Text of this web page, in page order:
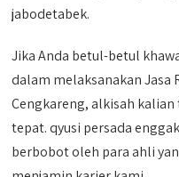
jabodetabek.
Jika Anda betul-betul
dalam melaksanakan Jasa
Cengkareng, alkisah
tepat. qyusi persada
berbobot oleh para ahli